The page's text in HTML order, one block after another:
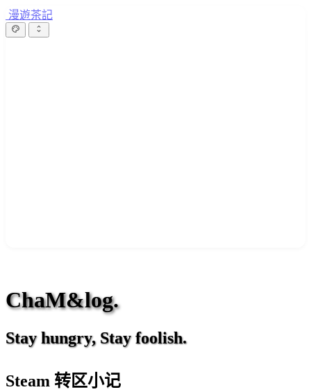
漫遊茶記
ChaM&log.
Stay hungry, Stay foolish.
Steam 转区小记